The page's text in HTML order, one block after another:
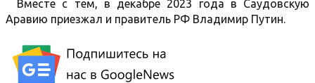
Вместе с тем, в декабре 2023 года в Саудовскую
Аравию приезжал и правитель РФ Владимир Путин.